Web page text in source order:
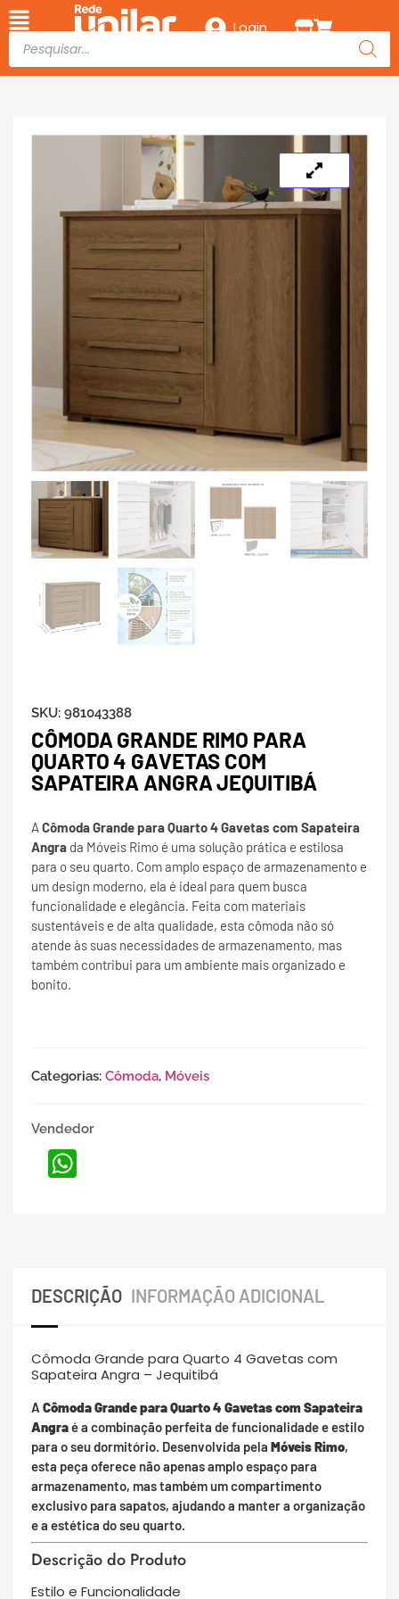
Login
SKU: 981043388
CÔMODA GRANDE RIMO PARA
QUARTO 4 GAVETAS COM
SAPATEIRA ANGRA JEQUITIBÁ
ACômoda Grande para Quarto 4 Gavetas com Sapateira
Angra da Móveis Rimo é uma solução prática e estilosa
para o seu quarto. Com amplo espaço de armazenamento e
um design moderno, ela é ideal para quem busca
funcionalidade e elegância. Feita com materiais
sustentáveis e de alta qualidade, esta cômoda não só
atende às suas necessidades de armazenamento, mas
também contribui para um ambiente mais organizado e
bonito.
Categorias: Cômoda, Móveis
Vendedor
DESCRIÇÃO INFORMAÇÃO ADICIONAL
Cômoda Grande para Quarto 4 Gavetas com
Sapateira Angra – Jequitibá
A Cômoda Grande para Quarto 4 Gavetas com Sapateira
Angraé a combinação perfeita de funcionalidade e estilo
para o seu dormitório. Desenvolvida pela Móveis Rimo,
esta peça oferece não apenas amplo espaço para
armazenamento, mas também um compartimento
exclusivo para sapatos, ajudando a manter a organização
e a estética do seu quarto.
Descrição do Produto
Estilo e Funcionalidade